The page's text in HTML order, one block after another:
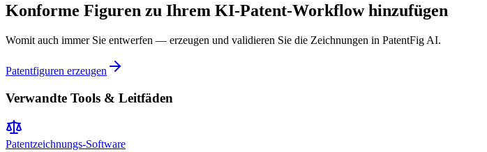
Konforme Figuren zu Ihrem KI-Patent-Workflow hinzufügen
Womit auch immer Sie entwerfen — erzeugen und validieren Sie die Zeichnungen in PatentFig AI.
Patentfiguren erzeugen
Verwandte Tools & Leitfäden
Patentzeichnungs-Software